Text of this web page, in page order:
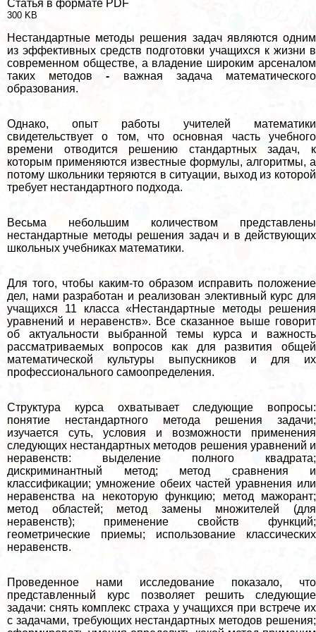
Статья в формате PDF
300 KB
Нестандартные методы решения задач являются одним
из эффективных средств подготовки учащихся к жизни в
современном обществе, а владение широким арсеналом
таких методов - важная задача математического
образования.
Однако, опыт работы учителей математики
свидетельствует о том, что основная часть учебного
времени отводится решению стандартных задач, к
которым применяются известные формулы, алгоритмы, а
потому школьники теряются в ситуации, выход из которой
требует нестандартного подхода.
Весьма небольшим количеством представлены
нестандартные методы решения задач и в действующих
школьных учебниках математики.
Для того, чтобы каким-то образом исправить положение
дел, нами разработан и реализован элективный курс для
учащихся 11 класса «Нестандартные методы решения
уравнений и неравенств». Все сказанное выше говорит
об актуальности выбранной темы курса и важность
рассматриваемых вопросов как для развития общей
математической культуры выпускников и для их
профессионального самоопределения.
Структура курса охватывает следующие вопросы:
понятие нестандартного метода решения задачи;
изучается суть, условия и возможности применения
следующих нестандартных методов решения уравнений и
неравенств: выделение полного квадрата;
дискриминантный метод; метод сравнения и
классификации; умножение обеих частей уравнения или
неравенства на некоторую функцию; метод мажорант;
метод областей; метод замены множителей (для
неравенств); применение свойств функций;
геометрические приемы; использование классических
неравенств.
Проведенное нами исследование показало, что
представленный курс позволяет решить следующие
задачи: снять комплекс стpaxa у учащихся при встрече их
с задачами, требующих нестандартных методов решения;